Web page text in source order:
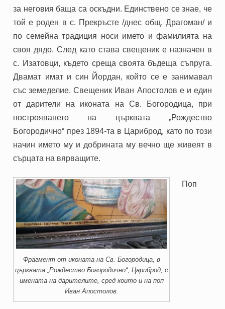
за неговия баща са оскъдни. Единствено се знае, че
той е роден в с. Прекръсте /днес общ. Драгоман/ и
по семейна традиция носи името и фамилията на
своя дядо. След като става свещеник е назначен в
с. Изатовци, където среща своята бъдеща съпруга.
Двамат имат и син Йордан, който се е занимавал
със земеделие. Свещеник Иван Апостолов е и един
от дарители на иконата на Св. Богородица, при
построяването на църквата „Рождество
Богородично“ през 1894-та в Цариброд, като по този
начин името му и добрината му вечно ще живеят в
сърцата на вярващите.
Фрагмент от иконата на Св. Богородица, в
църквата „Рождество Богородично“, Цариброд, с
имената на дарителите, сред които и на поп
Иван Апостолов.
Поп